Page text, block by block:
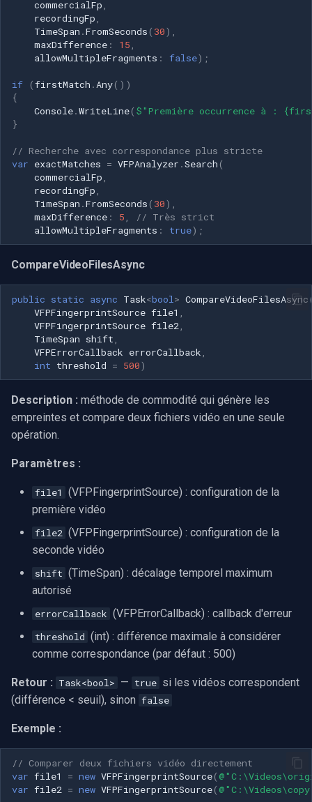
commercialFp
recordingFp
TimeSpan .FromSeconds ( 30),
maxDifference : 15
allowMultipleFragments : false);
if (firstMatch . Any())
{
Console.WriteLine( $"Première occurrence à :
}
// Recherche avec correspondance plus stricte
var exactMatches = VFPAnalyzer .Search (
commercialFp
recordingFp
TimeSpan .FromSeconds ( 30),
maxDifference : 5
// Très strict
allowMultipleFragments : true);
CompareVideoFilesAsync
public static async Task<bool > CompareVideoFilesAsync
VFPFingerprintSource file1
VFPFingerprintSource file2
TimeSpan shift
VFPErrorCallback errorCallback
int threshold = 500)
Description : méthode de commodité qui génère les
empreintes et compare deux fichiers vidéo en une seule
opération.
Paramètres :
file1
(VFPFingerprintSource) : configuration de la
première vidéo
file2 (VFPFingerprintSource) : configuration de la
seconde vidéo
shift (TimeSpan) : décalage temporel maximum
autorisé
errorCallback (VFPErrorCallback) : callback d'erreur
threshold (int) : différence maximale à considérer
comme correspondance (par défaut : 500)
Retour : Task<bool> — true si les vidéos correspondent
(différence < seuil), sinon false
Exemple :
// Comparer deux fichiers vidéo directement
var file1 = new VFPFingerprintSource(
var file2 = new VFPFingerprintSource(